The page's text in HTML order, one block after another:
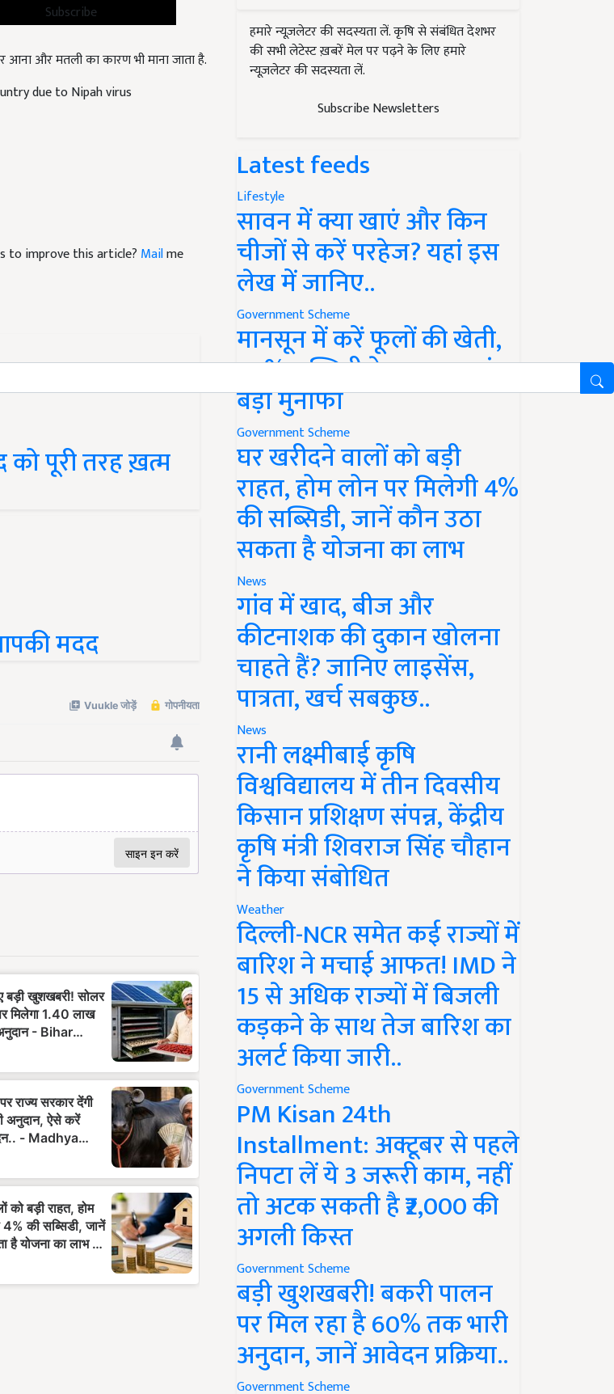
Subscribe
आना और मतली का कारण भी माना जाता है.
due to Nipah virus
to improve this article? Mailme
पूरी तरह ख़त्म
मदद
हमारे न्यूज़लेटर की सदस्यता लें. कृषि से संबंधित देशभर
की सभी लेटेस्ट ख़बरें मेल पर पढ़ने के लिए हमारे
न्यूज़लेटर की सदस्यता लें.
Subscribe Newsletters
Latest feeds
Lifestyle
सावन में क्या खाएं और किन
चीजों से करें परहेज? यहां इस
लेख में जानिए..
Government Scheme
मानसून में करें फूलों की खेती,
50% सब्सिडी के साथ कमाएं
बड़ा मुनाफा
Government Scheme
घर खरीदने वालों को बड़ी
राहत, होम लोन पर मिलेगी 4%
की सब्सिडी, जानें कौन उठा
सकता है योजना का लाभ
News
गांव में खाद, बीज और
कीटनाशक की दुकान खोलना
चाहते हैं? जानिए लाइसेंस,
पात्रता, खर्च सबकुछ..
News
रानी लक्ष्मीबाई कृषि
विश्वविद्यालय में तीन दिवसीय
किसान प्रशिक्षण संपन्न, केंद्रीय
कृषि मंत्री शिवराज सिंह चौहान
ने किया संबोधित
Weather
दिल्ली-NCR समेत कई राज्यों में
बारिश ने मचाई आफत! IMD ने
15 से अधिक राज्यों में बिजली
कड़कने के साथ तेज बारिश का
अलर्ट किया जारी..
Government Scheme
PM Kisan 24th
Installment: अक्टूबर से पहले
निपटा लें ये 3 जरूरी काम, नहीं
तो अटक सकती है ₹2,000 की
अगली किस्त
Government Scheme
बड़ी खुशखबरी! बकरी पालन
पर मिल रहा है 60% तक भारी
अनुदान, जानें आवेदन प्रक्रिया..
Government Scheme